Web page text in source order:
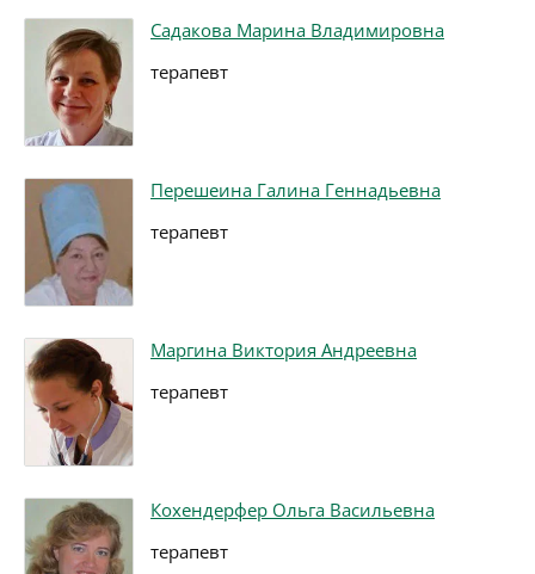
Садакова Марина Владимировна
терапевт
Перешеина Галина Геннадьевна
терапевт
Маргина Виктория Андреевна
терапевт
Кохендерфер Ольга Васильевна
терапевт